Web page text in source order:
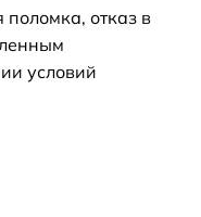
отказ в
условий